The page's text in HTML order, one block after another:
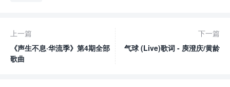
上一篇
《声生不息·华流季》第4期全部
歌曲
下一篇
气球 (Live)歌词 - 庾澄庆/黄龄